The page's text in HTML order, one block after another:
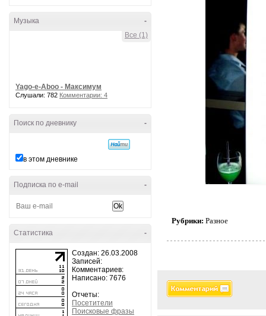
-
Музыка
Все (1)
Yago-e-Aboo - Максимум
Слушали: 782 Комментарии: 4
-
Поиск по дневнику
в этом дневнике
-
Подписка по e-mail
-
Статистика
Создан: 26.03.2008
Записей:
Комментариев:
Написано: 7676
Отчеты:
Посетители
Поисковые фразы
Рубрики: Разное